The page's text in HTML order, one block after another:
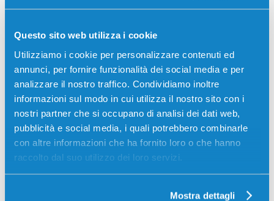
Questo sito web utilizza i cookie
Utilizziamo i cookie per personalizzare contenuti ed
annunci, per fornire funzionalità dei social media e per
analizzare il nostro traffico. Condividiamo inoltre
informazioni sul modo in cui utilizza il nostro sito con i
nostri partner che si occupano di analisi dei dati web,
pubblicità e social media, i quali potrebbero combinarle
con altre informazioni che ha fornito loro o che hanno
raccolto dal suo utilizzo dei loro servizi.
Mostra dettagli
Descrizione
Tamburo originale Canon 7623A002AA C-EXV8
MAGENTA 40000 pagine per Stampanti: Canon
CLC2620, Canon CLC3200, Canon CLC3220, Canon
IMAGERUNNER C3200